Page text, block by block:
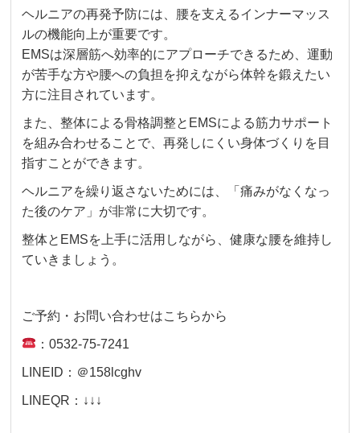
ヘルニアの再発予防には、腰を支えるインナーマッス
ルの機能向上が重要です。
EMSは深層筋へ効率的にアプローチできるため、運動
が苦手な方や腰への負担を抑えながら体幹を鍛えたい
方に注目されています。
また、整体による骨格調整とEMSによる筋力サポート
を組み合わせることで、再発しにくい身体づくりを目
指すことができます。
ヘルニアを繰り返さないためには、「痛みがなくなっ
た後のケア」が非常に大切です。
整体とEMSを上手に活用しながら、健康な腰を維持し
ていきましょう。
ご予約・お問い合わせはこちらから
：0532-75-7241
LINEID：＠158lcghv
LINEQR：↓↓↓